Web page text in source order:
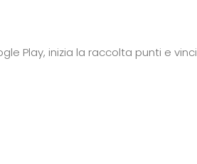
Play, inizia la raccolta punti e vinci